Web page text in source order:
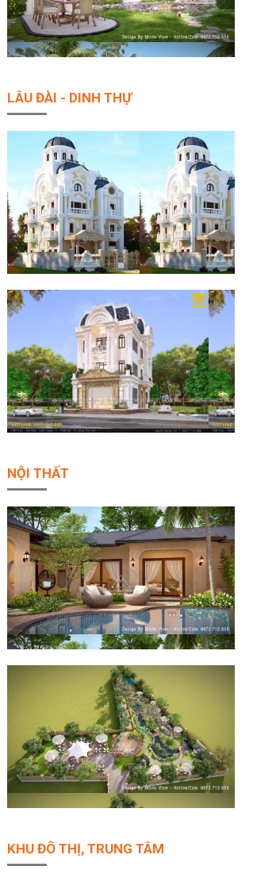
LÂU ĐÀI - DINH THỰ
NỘI THẤT
KHU ĐÔ THỊ, TRUNG TÂM